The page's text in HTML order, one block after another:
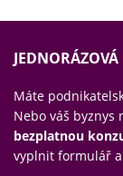
Máte
Nebo váš byznys
bezplatnou
vyplnit formulář